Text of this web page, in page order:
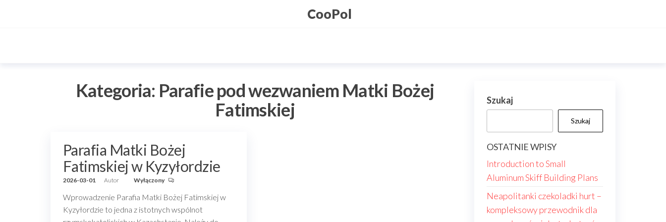
CooPol
Kategoria: Parafie pod wezwaniem Matki Bożej
Fatimskiej
Parafia Matki Bożej
Fatimskiej w Kyzyłordzie
2026-03-01 Autor Wyłączony
Wprowadzenie Parafia Matki Bożej Fatimskiej w
Kyzyłordzie to jedna z istotnych wspólnot
Szukaj
Szukaj
OSTATNIE WPISY
Introduction to Small
Aluminum Skiff Building Plans
Neapolitanki czekoladki hurt –
kompleksowy przewodnik dla